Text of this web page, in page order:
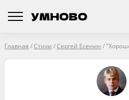
Главная /Стихи /Сергей Есенин /